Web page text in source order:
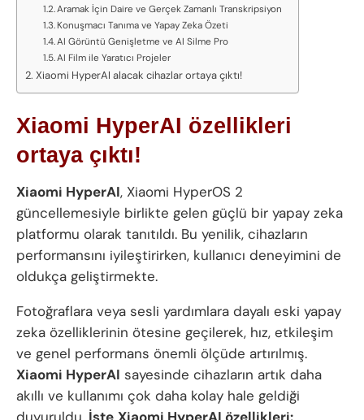
Aramak İçin Daire ve Gerçek Zamanlı Transkripsiyon
Konuşmacı Tanıma ve Yapay Zeka Özeti
AI Görüntü Genişletme ve AI Silme Pro
AI Film ile Yaratıcı Projeler
Xiaomi HyperAI alacak cihazlar ortaya çıktı!
Xiaomi HyperAI özellikleri
ortaya çıktı!
Xiaomi HyperAI, Xiaomi HyperOS 2
güncellemesiyle birlikte gelen güçlü bir yapay zeka
platformu olarak tanıtıldı. Bu yenilik, cihazların
performansını iyileştirirken, kullanıcı deneyimini de
oldukça geliştirmekte.
Fotoğraflara veya sesli yardımlara dayalı eski yapay
zeka özelliklerinin ötesine geçilerek, hız, etkileşim
ve genel performans önemli ölçüde artırılmış.
Xiaomi HyperAI sayesinde cihazların artık daha
akıllı ve kullanımı çok daha kolay hale geldiği